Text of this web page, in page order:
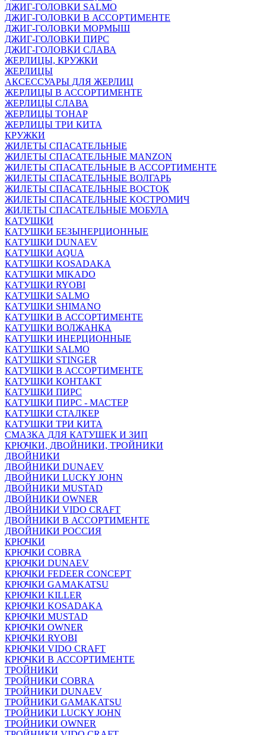
ДЖИГ-ГОЛОВКИ SALMO
ДЖИГ-ГОЛОВКИ В АССОРТИМЕНТЕ
ДЖИГ-ГОЛОВКИ МОРМЫШ
ДЖИГ-ГОЛОВКИ ПИРС
ДЖИГ-ГОЛОВКИ СЛАВА
ЖЕРЛИЦЫ, КРУЖКИ
ЖЕРЛИЦЫ
АКСЕССУАРЫ ДЛЯ ЖЕРЛИЦ
ЖЕРЛИЦЫ В АССОРТИМЕНТЕ
ЖЕРЛИЦЫ СЛАВА
ЖЕРЛИЦЫ ТОНАР
ЖЕРЛИЦЫ ТРИ КИТА
КРУЖКИ
ЖИЛЕТЫ СПАСАТЕЛЬНЫЕ
ЖИЛЕТЫ СПАСАТЕЛЬНЫЕ MANZON
ЖИЛЕТЫ СПАСАТЕЛЬНЫЕ В АССОРТИМЕНТЕ
ЖИЛЕТЫ СПАСАТЕЛЬНЫЕ ВОЛГАРЬ
ЖИЛЕТЫ СПАСАТЕЛЬНЫЕ ВОСТОК
ЖИЛЕТЫ СПАСАТЕЛЬНЫЕ КОСТРОМИЧ
ЖИЛЕТЫ СПАСАТЕЛЬНЫЕ МОБУЛА
КАТУШКИ
КАТУШКИ БЕЗЫНЕРЦИОННЫЕ
КАТУШКИ DUNAEV
КАТУШКИ AQUA
КАТУШКИ KOSADAKA
КАТУШКИ MIKADO
КАТУШКИ RYOBI
КАТУШКИ SALMO
КАТУШКИ SHIMANO
КАТУШКИ В АССОРТИМЕНТЕ
КАТУШКИ ВОЛЖАНКА
КАТУШКИ ИНЕРЦИОННЫЕ
КАТУШКИ SALMO
КАТУШКИ STINGER
КАТУШКИ В АССОРТИМЕНТЕ
КАТУШКИ КОНТАКТ
КАТУШКИ ПИРС
КАТУШКИ ПИРС - МАСТЕР
КАТУШКИ СТАЛКЕР
КАТУШКИ ТРИ КИТА
СМАЗКА ДЛЯ КАТУШЕК И ЗИП
КРЮЧКИ, ДВОЙНИКИ, ТРОЙНИКИ
ДВОЙНИКИ
ДВОЙНИКИ DUNAEV
ДВОЙНИКИ LUCKY JOHN
ДВОЙНИКИ MUSTAD
ДВОЙНИКИ OWNER
ДВОЙНИКИ VIDO CRAFT
ДВОЙНИКИ В АССОРТИМЕНТЕ
ДВОЙНИКИ РОССИЯ
КРЮЧКИ
КРЮЧКИ COBRA
КРЮЧКИ DUNAEV
КРЮЧКИ FEDEER CONCEPT
КРЮЧКИ GAMAKATSU
КРЮЧКИ KILLER
КРЮЧКИ KOSADAKA
КРЮЧКИ MUSTAD
КРЮЧКИ OWNER
КРЮЧКИ RYOBI
КРЮЧКИ VIDO CRAFT
КРЮЧКИ В АССОРТИМЕНТЕ
ТРОЙНИКИ
ТРОЙНИКИ COBRA
ТРОЙНИКИ DUNAEV
ТРОЙНИКИ GAMAKATSU
ТРОЙНИКИ LUCKY JOHN
ТРОЙНИКИ OWNER